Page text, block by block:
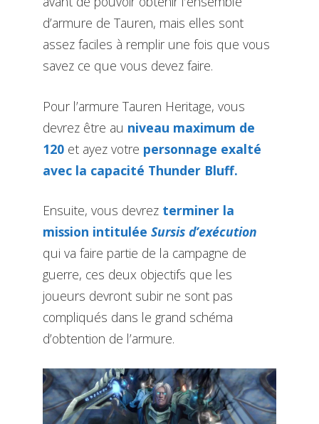
d’armure de Tauren, mais elles sont
assez faciles à remplir une fois que vous
savez ce que vous devez faire.
Pour l’armure Tauren Heritage, vous
devrez être au niveau maximum de
120 et ayez votre personnage exalté
avec la capacité Thunder Bluff.
Ensuite, vous devrez terminer la
mission intitulée Sursis d’exécution
qui va faire partie de la campagne de
guerre, ces deux objectifs que les
joueurs devront subir ne sont pas
compliqués dans le grand schéma
d’obtention de l’armure.